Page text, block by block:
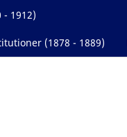
1912)
(1878 - 1889)